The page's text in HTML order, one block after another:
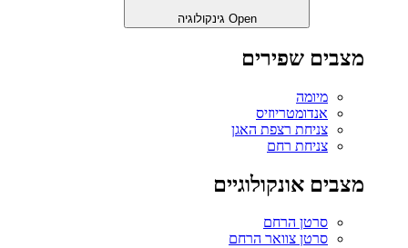
Open גינקולוגיה
מצבים שפירים
מיומה
אנדומטריוזיס
צניחת רצפת האגן
צניחת רחם
מצבים אונקולוגיים
סרטן הרחם
סרטן צוואר הרחם